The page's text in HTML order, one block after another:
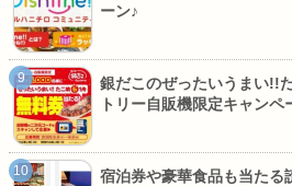
ーン♪
銀だこのぜったいうまい!!
トリー自販機限定キャンペ
宿泊券や豪華食品も当たる